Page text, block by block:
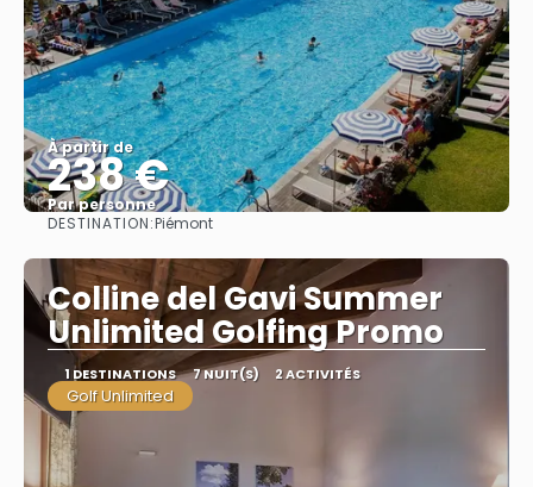
À partir de
238 €
Par personne
DESTINATION:Piémont
Colline del Gavi Summer
Unlimited Golfing Promo
1 DESTINATIONS 7 NUIT(S) 2 ACTIVITÉS
Golf Unlimited